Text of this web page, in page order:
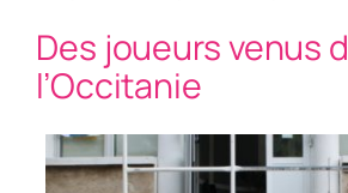
Des joueurs venus
l’Occitanie